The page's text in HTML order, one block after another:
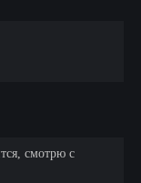
смотрю с